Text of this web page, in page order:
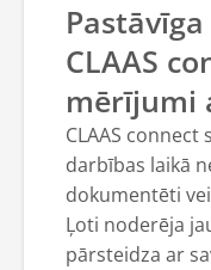
CLAAS
mērījumi
CLAAS
darbības laikā
dokumentēti
Ļoti noderēja
pārsteidza ar